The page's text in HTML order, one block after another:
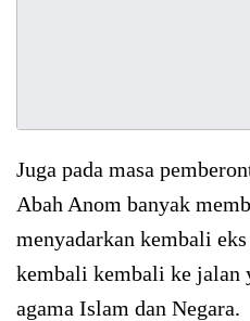
Juga pada masa
Abah Anom banyak
menyadarkan kembali
kembali kembali ke jalan
agama Islam dan Negara.